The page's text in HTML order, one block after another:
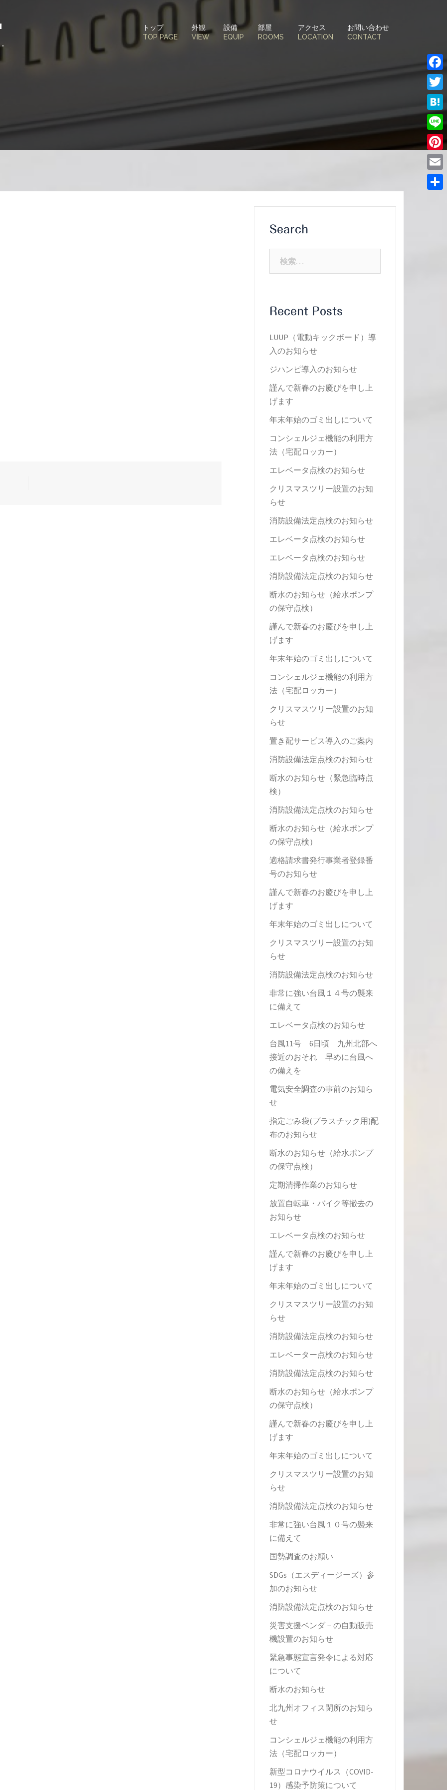
トップ
TOP PAGE
外観
VIEW
設備
EQUIP
部屋
ROOMS
アクセス
LOCATION
お問い合わせ
CONTACT
Search
Recent Posts
LUUP（電動キックボード）導
入のお知らせ
ジハンピ導入のお知らせ
謹んで新春のお慶びを申し上
げます
年末年始のゴミ出しについて
コンシェルジェ機能の利用方
法（宅配ロッカー）
エレベータ点検のお知らせ
クリスマスツリー設置のお知
らせ
消防設備法定点検のお知らせ
エレベータ点検のお知らせ
エレベータ点検のお知らせ
消防設備法定点検のお知らせ
断水のお知らせ（給水ポンプ
の保守点検）
謹んで新春のお慶びを申し上
げます
年末年始のゴミ出しについて
コンシェルジェ機能の利用方
法（宅配ロッカー）
クリスマスツリー設置のお知
らせ
置き配サービス導入のご案内
消防設備法定点検のお知らせ
断水のお知らせ（緊急臨時点
検）
消防設備法定点検のお知らせ
断水のお知らせ（給水ポンプ
の保守点検）
適格請求書発行事業者登録番
号のお知らせ
謹んで新春のお慶びを申し上
げます
年末年始のゴミ出しについて
クリスマスツリー設置のお知
らせ
消防設備法定点検のお知らせ
非常に強い台風１４号の襲来
に備えて
エレベータ点検のお知らせ
台風11号 6日頃 九州北部へ
接近のおそれ 早めに台風へ
の備えを
電気安全調査の事前のお知ら
せ
指定ごみ袋(プラスチック用)配
布のお知らせ
断水のお知らせ（給水ポンプ
の保守点検）
定期清掃作業のお知らせ
放置自転車・バイク等撤去の
お知らせ
エレベータ点検のお知らせ
謹んで新春のお慶びを申し上
げます
年末年始のゴミ出しについて
クリスマスツリー設置のお知
らせ
消防設備法定点検のお知らせ
エレベーター点検のお知らせ
消防設備法定点検のお知らせ
断水のお知らせ（給水ポンプ
の保守点検）
謹んで新春のお慶びを申し上
げます
年末年始のゴミ出しについて
クリスマスツリー設置のお知
らせ
消防設備法定点検のお知らせ
非常に強い台風１０号の襲来
に備えて
国勢調査のお願い
SDGs（エスディージーズ）参
加のお知らせ
消防設備法定点検のお知らせ
災害支援ベンダ－の自動販売
機設置のお知らせ
緊急事態宣言発令による対応
について
断水のお知らせ
北九州オフィス閉所のお知ら
せ
コンシェルジェ機能の利用方
法（宅配ロッカー）
新型コロナウイルス（COVID-
19）感染予防策について
Line
Email